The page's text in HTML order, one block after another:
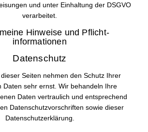
und unter Einhaltung der DSGVO
verarbeitet.
Hinweise und Pflicht­
informationen
Datenschutz
Seiten nehmen den Schutz Ihrer
Daten sehr ernst. Wir behandeln Ihre
Daten vertraulich und entsprechend
Datenschutzvorschriften sowie dieser
Datenschutzerklärung.